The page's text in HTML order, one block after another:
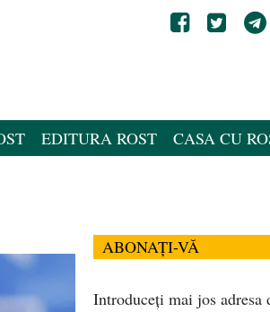
EDITURA ROST CASA CU
ABONAȚI-VĂ
Introduceți mai jos adresa